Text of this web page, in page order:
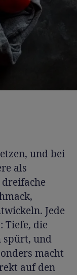
und bei
als
Jede
Tiefe, die
spürt, und
macht
auf den